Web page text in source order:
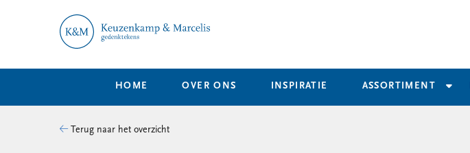
HOME OVER ONS INSPIRATIE ASSORTIMENT
Terug naar het overzicht